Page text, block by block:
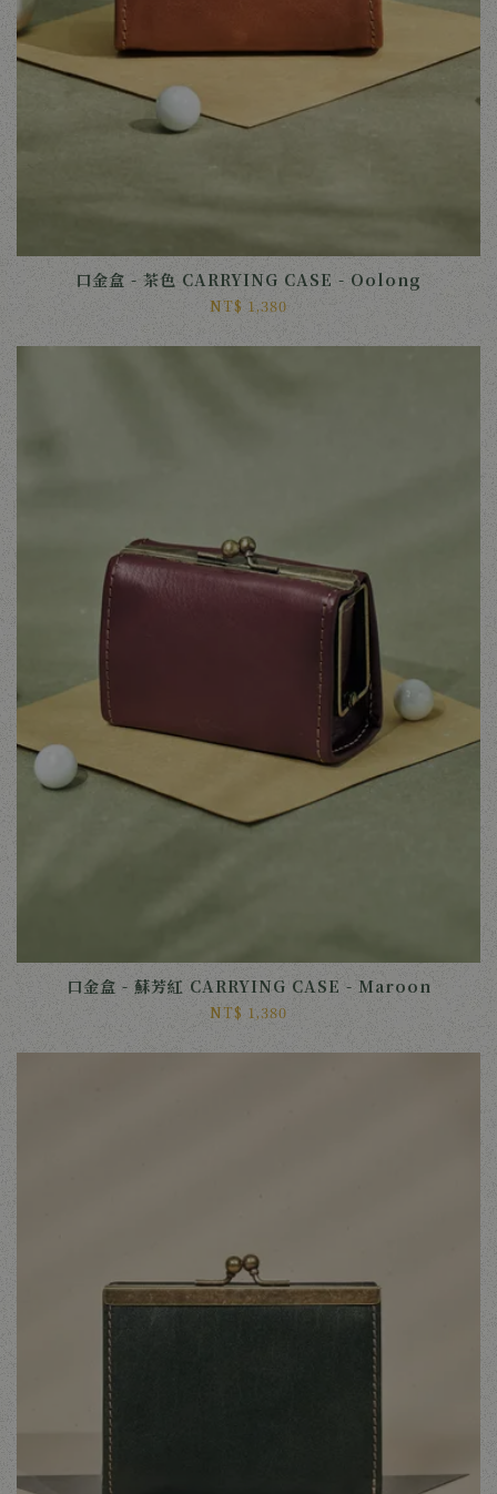
口金盒 - 茶色 CARRYING CASE - Oolong
NT$ 1,380
口金盒 - 蘇芳紅 CARRYING CASE - Maroon
NT$ 1,380